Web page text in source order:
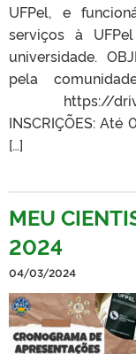
UFPel, e
serviços à
universidade.
pela
https://
INSCRIÇÕES:
[…]
MEU
2024
04/03/2024